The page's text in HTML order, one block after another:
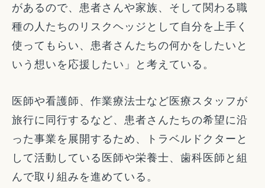
があるので、患者さんや家族、そして関わる職
種の人たちのリスクヘッジとして自分を上手く
使ってもらい、患者さんたちの何かをしたいと
いう想いを応援したい」と考えている。
医師や看護師、作業療法士など医療スタッフが
旅行に同行するなど、患者さんたちの希望に沿
った事業を展開するため、トラベルドクターと
して活動している医師や栄養士、歯科医師と組
んで取り組みを進めている。